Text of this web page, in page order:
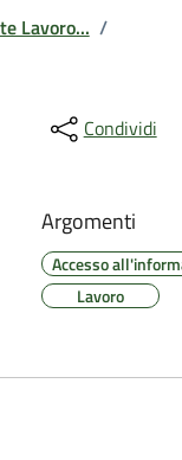
Lavoro... /
Condividi
Argomenti
Accesso
Lavoro